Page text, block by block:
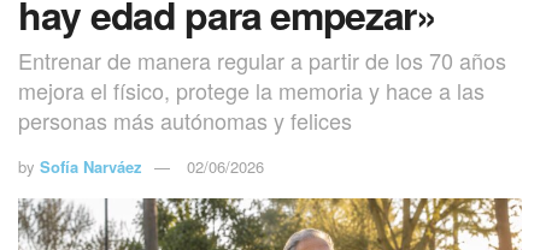
hay edad para empezar»
Entrenar de manera regular a partir de los 70 años
mejora el físico, protege la memoria y hace a las
personas más autónomas y felices
by Sofía Narváez 02/06/2026